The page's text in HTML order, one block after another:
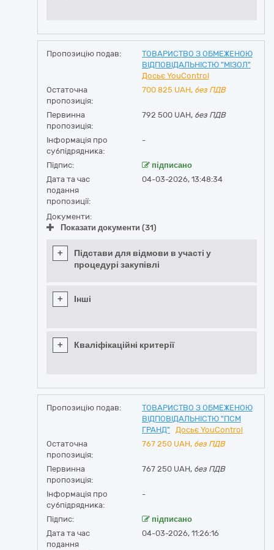
Пропозицію подав:
ТОВАРИСТВО З ОБМЕЖЕНОЮ
ВІДПОВІДАЛЬНІСТЮ "МІЗОЛ"
Досьє YouControl
Остаточна
пропозиція:
700 825 UAH, без ПДВ
Первинна
пропозиція:
792 500 UAH, без ПДВ
Інформація про
субпідрядника:
-
Підпис:
підписано
Дата та час
подання
пропозиції:
04-03-2026, 13:48:34
Документи:
Показати документи (31)
+
Підстави для відмови в участі у
процедурі закупівлі
+ Інші
+ Кваліфікаційні критерії
Пропозицію подав:
ТОВАРИСТВО З ОБМЕЖЕНОЮ
ВІДПОВІДАЛЬНІСТЮ "ПСМ
ГРАНД"
Досьє YouControl
Остаточна
пропозиція:
767 250 UAH, без ПДВ
Первинна
пропозиція:
767 250 UAH, без ПДВ
Інформація про
субпідрядника:
-
Підпис:
підписано
Дата та час
подання
04-03-2026, 11:26:16